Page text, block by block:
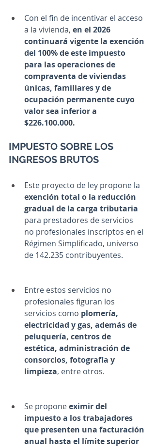
Con el fin de incentivar el acceso
a la vivienda, en el 2026
continuará vigente la exención
del 100% de este impuesto
para las operaciones de
compraventa de viviendas
únicas, familiares y de
ocupación permanente cuyo
valor sea inferior a
$226.100.000.
IMPUESTO SOBRE LOS
INGRESOS BRUTOS
Este proyecto de ley propone la
exención total o la reducción
gradual de la carga tributaria
para prestadores de servicios
no profesionales inscriptos en el
Régimen Simplificado, universo
de 142.235 contribuyentes.
Entre estos servicios no
profesionales figuran los
servicios como plomería,
electricidad y gas, además de
peluquería, centros de
estética, administración de
consorcios, fotografía y
limpieza, entre otros.
Se propone eximir del
impuesto a los trabajadores
que presenten una facturación
anual hasta el límite superior